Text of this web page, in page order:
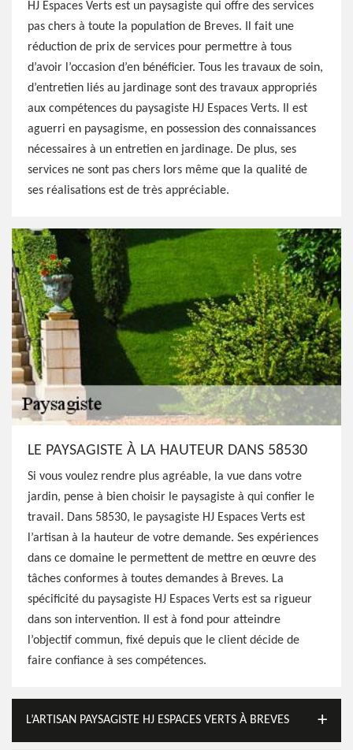
HJ Espaces Verts est un paysagiste qui offre des services
pas chers à toute la population de Breves. Il fait une
réduction de prix de services pour permettre à tous
d’avoir l’occasion d’en bénéficier. Tous les travaux de soin,
d’entretien liés au jardinage sont des travaux appropriés
aux compétences du paysagiste HJ Espaces Verts. Il est
aguerri en paysagisme, en possession des connaissances
nécessaires à un entretien en jardinage. De plus, ses
services ne sont pas chers lors même que la qualité de
ses réalisations est de très appréciable.
LE PAYSAGISTE À LA HAUTEUR DANS 58530
Si vous voulez rendre plus agréable, la vue dans votre
jardin, pense à bien choisir le paysagiste à qui confier le
travail. Dans 58530, le paysagiste HJ Espaces Verts est
l’artisan à la hauteur de votre demande. Ses expériences
dans ce domaine le permettent de mettre en œuvre des
tâches conformes à toutes demandes à Breves. La
spécificité du paysagiste HJ Espaces Verts est sa rigueur
dans son intervention. Il est à fond pour atteindre
l’objectif commun, fixé depuis que le client décide de
faire confiance à ses compétences.
L’ARTISAN PAYSAGISTE HJ ESPACES VERTS À BREVES